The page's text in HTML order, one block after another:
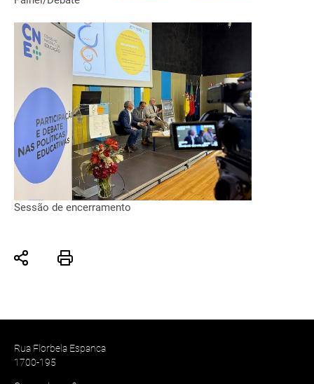
Sessão de encerramento
Rua Florbela Espanca
1700-195